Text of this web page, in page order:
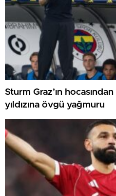
Sturm Graz’ın
yıldızına övgü yağmuru